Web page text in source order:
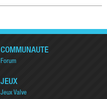
COMMUNAUTÉ
Forum
JEUX
Jeux Valve